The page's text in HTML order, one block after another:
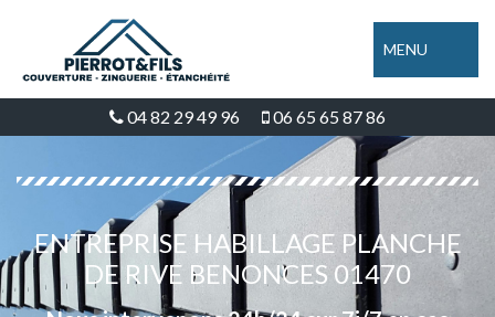
MENU
04 82 29 49 96 06 65 65 87 86
ENTREPRISE HABILLAGE PLANCHE
DE RIVE BENONCES 01470